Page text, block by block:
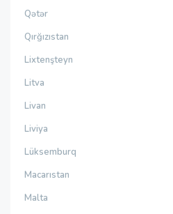
Qətər
Qırğızıstan
Lixtenşteyn
Litva
Livan
Liviya
Lüksemburq
Macarıstan
Malta